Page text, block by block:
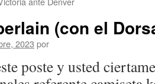
(con el
2023 por
poste y usted